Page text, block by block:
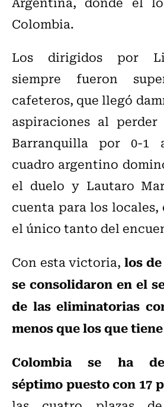
Colombia.
Los dirigidos por
siempre fueron
cafeteros, quellegó
aspiraciones al
Barranquilla por 0-1
cuadro argentino
el duelo y Lautaro
cuenta para los locales,
el único tanto del
Con esta victoria, los
se consolidaron en el
de las eliminatorias
menos que los que
Colombia se ha
séptimo puesto con 17